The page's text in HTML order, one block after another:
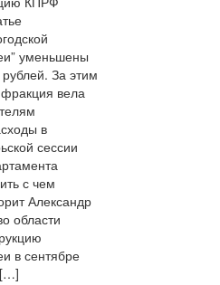
уменьшены
За этим
вела
в
сессии
с чем
Александр
области
в сентябре
[…]